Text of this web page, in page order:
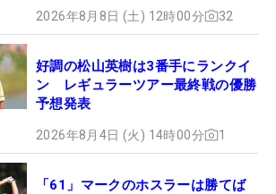
2026年8月8日 (土) 12時00分 32
好調の松山英樹は3番手にランクイ
ン レギュラーツアー最終戦の優勝
予想発表
2026年8月4日 (火) 14時00分 1
「61」マークのホスラーは勝てば